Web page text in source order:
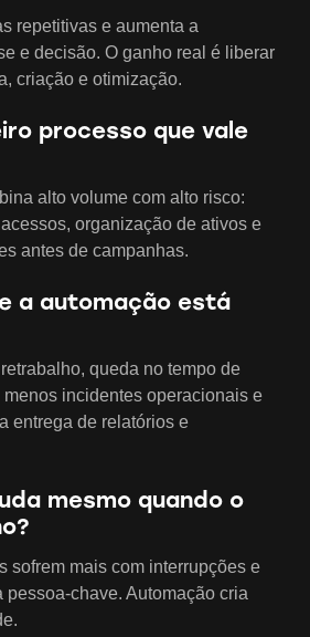
repetitivas e aumenta a
e decisão. O ganho real é liberar
criação e otimização.
processo que vale
alto volume com alto risco:
organização de ativos e
antes de campanhas.
a automação está
queda no tempo de
incidentes operacionais e
entrega de relatórios e
mesmo quando o
sofrem mais com interrupções e
chave. Automação cria